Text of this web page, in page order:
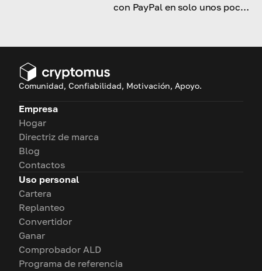
con PayPal en solo unos pocos
Comunidad, Confiabilidad, Motivación, Apoyo.
Empresa
Hogar
Directriz de marca
Blog
Contactos
Uso personal
Cartera
Replanteo
Convertidor
Ganar
Comprobador ALD
Programa de referencia